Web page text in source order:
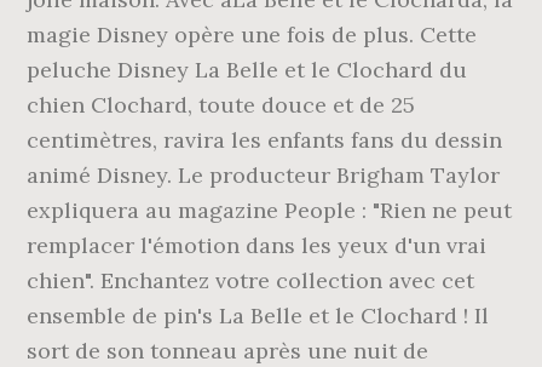
magie Disney opère une fois de plus. Cette
peluche Disney La Belle et le Clochard du
chien Clochard, toute douce et de 25
centimètres, ravira les enfants fans du dessin
animé Disney. Le producteur Brigham Taylor
expliquera au magazine People : "Rien ne peut
remplacer l'émotion dans les yeux d'un vrai
chien". Enchantez votre collection avec cet
ensemble de pin's La Belle et le Clochard ! Il
sort de son tonneau après une nuit de